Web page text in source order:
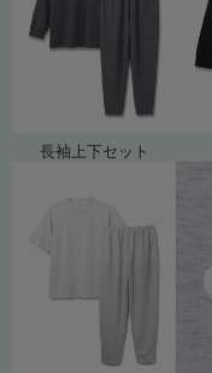
長袖上下セット